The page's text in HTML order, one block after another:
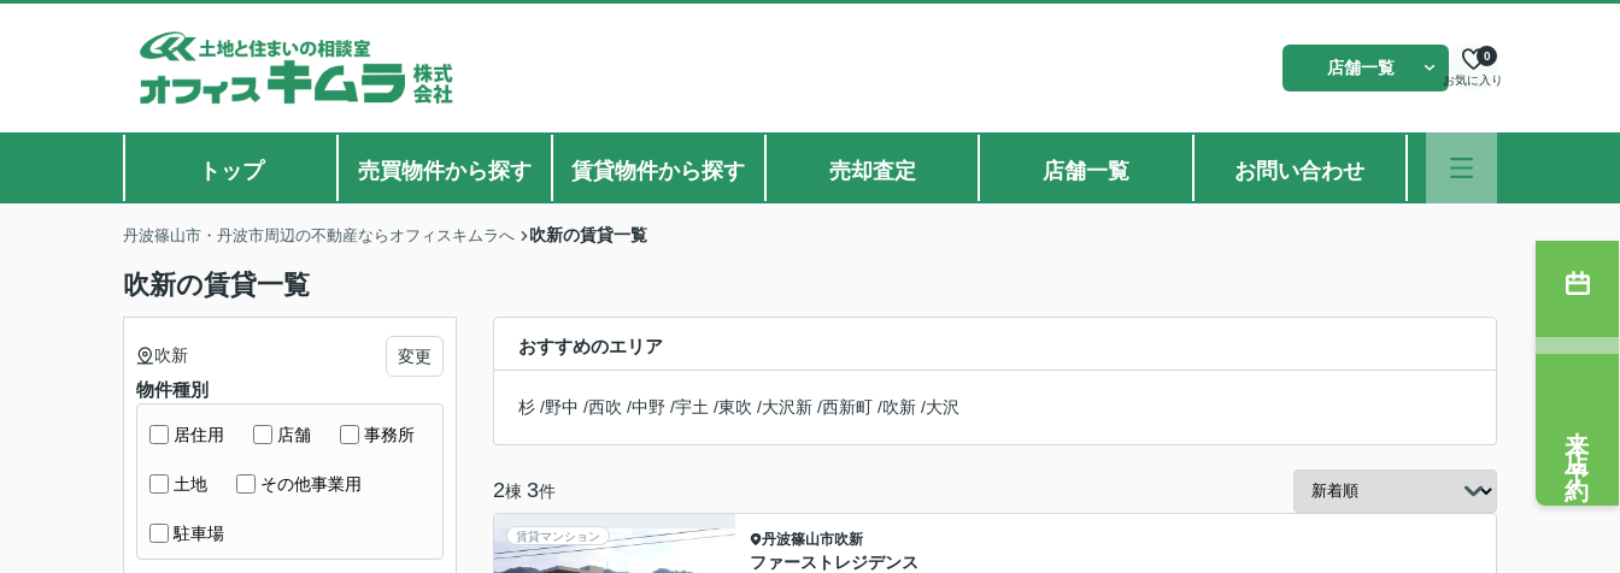
店舗一覧
お気に入り
0
トップ 売買物件から探す 賃貸物件から探す 売却査定 店舗一覧 お問い合わせ
丹波篠山市・丹波市周辺の不動産ならオフィスキムラへ 吹新の賃貸一覧
吹新の賃貸一覧
おすすめのエリア
杉 /野中 /西吹 /中野 /宇土 /東吹 /大沢新 /西新町 /吹新 /大沢
2棟 3件
賃貸マンション 丹波篠山市吹新
ファーストレジデンス
吹新 変更
物件種別
居住用 店舗 事務所
土地 その他事業用
駐車場
来店予約